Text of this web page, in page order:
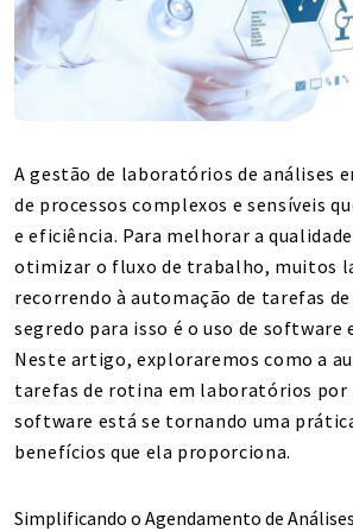
A gestão de laboratórios de análises
de processos complexos e sensíveis
e eficiência. Para melhorar a
otimizar o fluxo de trabalho, muitos
recorrendo à automação de tarefas
segredo para isso é o uso de software
Neste artigo, exploraremos como a
tarefas de rotina em laboratórios por
software está se tornando uma
benefícios que ela proporciona.
Simplificando o Agendamento de Análises